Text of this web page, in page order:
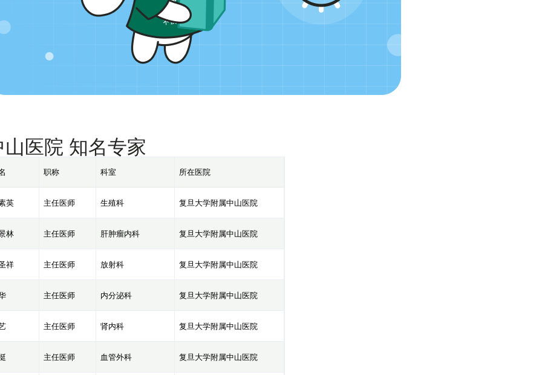
山医院 知名专家
职称 科室 所在医院
英 主任医师 生殖科 复旦大学附属中山医院
林 主任医师 肝肿瘤内科 复旦大学附属中山医院
祥 主任医师 放射科 复旦大学附属中山医院
主任医师 内分泌科 复旦大学附属中山医院
主任医师 肾内科 复旦大学附属中山医院
主任医师 血管外科 复旦大学附属中山医院